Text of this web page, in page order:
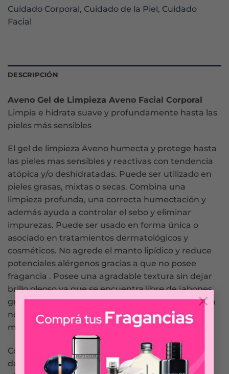
×
Cuidado Corporal, Cuidado de la Piel, Cuidado
Facial
DESCRIPCIÓN
Aveno Gel de Limpieza Aveno Facial Corporal
Limpia e hidrata suave y profundamente hasta las
pieles más sensibles
El gel de limpieza Aveno humecta y protege hasta
las pieles mas sensibles y reactivas con tendencia
atópica y/o deshidratadas. Puede ser utilizado en
pieles grasas, mixtas o secas. Combina una
limpieza profunda, una correcta humectación y
además ayuda a controlar el sebo y eliminar
impurezas. Puede ser usado en forma única o
asociado en tratamientos dermatológicos y
cosméticos. No agrede el manto lipídico y reduce
potenciales alérgenos gracias a que no posee
fragancia . Posee una agradable textura sin dejar
brillo oleoso ya que se encuentra libre de jabones,
grasas y sustancias irritantes. Además, su fórmula
no posee siliconas cíclinas para reducir el impacto
medioambiental.
Con avena sativa – FSC – Testeado
dermatológicamente – Testeado